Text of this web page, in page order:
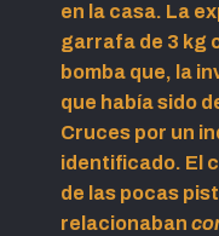
en la casa. La
garrafa de 3 kg
bomba que, la
que había sido
Cruces por un
identificado. El
de las pocas
relacionaban